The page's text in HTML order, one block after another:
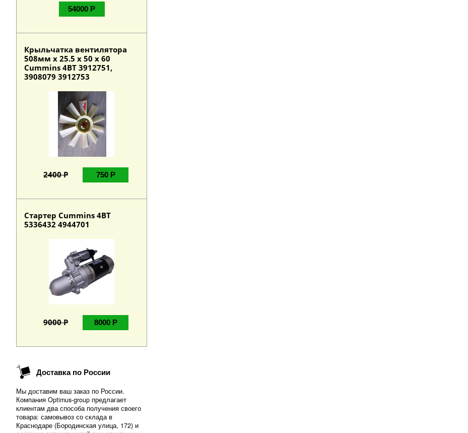
54000 Р
Крыльчатка вентилятора
508мм х 25.5 х 50 х 60
Cummins 4BT 3912751,
3908079 3912753
2400 Р 750 Р
Стартер Cummins 4BT
5336432 4944701
9000 Р 8000 Р
Доставка по России
Мы доставим ваш заказ по России.
Компания Optimus-group предлагает
клиентам два способа получения своего
товара: самовывоз со склада в
Краснодаре (Бородинская улица, 172) и